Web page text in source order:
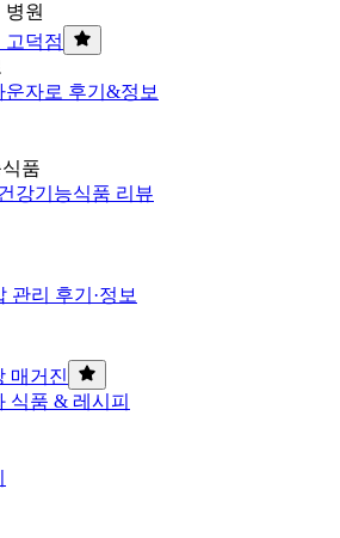
원
고덕점
운자로 후기&정보
품
강기능식품 리뷰
관리 후기·정보
매거진
식품 & 레시피